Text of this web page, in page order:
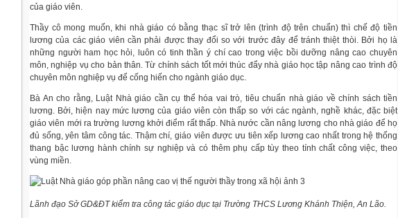
của giáo viên.
Thầy cô mong muốn, khi nhà giáo có bằng thạc sĩ trở lên (trình độ trên chuẩn) thì chế độ tiền
lương của các giáo viên cần phải được thay đổi so với trước đây để tránh thiệt thòi. Bởi họ là
những người ham học hỏi, luôn có tinh thần ý chí cao trong việc bồi dưỡng nâng cao chuyên
môn, nghiệp vụ cho bản thân. Từ chính sách tốt mới thúc đẩy nhà giáo học tập nâng cao trình độ
chuyên môn nghiệp vụ để cống hiến cho ngành giáo dục.
Bà An cho rằng, Luật Nhà giáo cần cụ thể hóa vai trò, tiêu chuẩn nhà giáo về chính sách tiền
lương. Bởi, hiện nay mức lương của giáo viên còn thấp so với các ngành, nghề khác, đặc biệt
giáo viên mới ra trường lương khởi điểm rất thấp. Nhà nước cần nâng lương cho nhà giáo để họ
đủ sống, yên tâm công tác. Thậm chí, giáo viên được ưu tiên xếp lương cao nhất trong hệ thống
thang bậc lương hành chính sự nghiệp và có thêm phụ cấp tùy theo tính chất công việc, theo
vùng miền.
Lãnh đạo Sở GD&ĐT kiểm tra công tác giáo dục tại Trường THCS Lương Khánh Thiện, An Lão.